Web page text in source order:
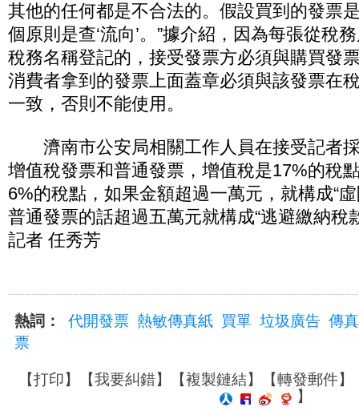
其他的任何都是不合法的。假設買到的發票
個原則是查‘流向’。”據介紹，因為每張從稅
稅務名稱登記的，接受發票方必須與購買發
消費者拿到的發票上面蓋章必須與該發票在
一致，否則不能使用。
濟南市公安局相關工作人員在接受記者
增值稅發票和普通發票，增值稅是17%的稅
6%的稅點，如果金額超過一萬元，就構成“
普通發票的話超過五萬元就構成“逃避繳納稅
記者 任秀芳
熱詞： 代開發票 熱敏傳真紙 買單 垃圾廣告 傳
票
【打印】【我要糾錯】【複製鏈結】【轉發郵件】
】